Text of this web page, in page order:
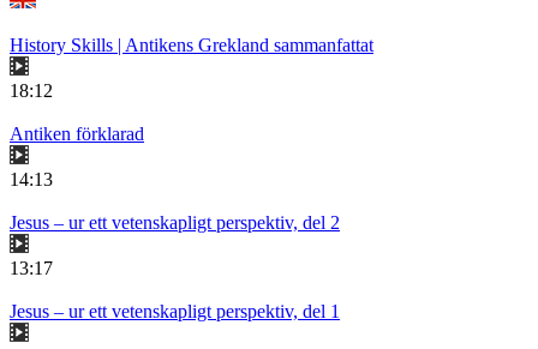
History Skills | Antikens Grekland sammanfattat
18:12
Antiken förklarad
14:13
Jesus – ur ett vetenskapligt perspektiv, del 2
13:17
Jesus – ur ett vetenskapligt perspektiv, del 1